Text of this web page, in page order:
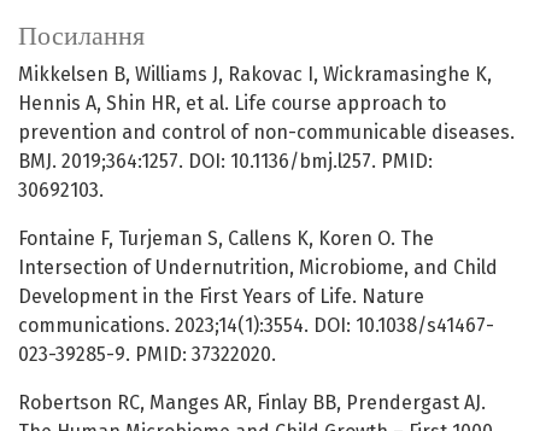
Посилання
Mikkelsen B, Williams J, Rakovac I, Wickramasinghe K,
Hennis A, Shin HR, et al. Life course approach to
prevention and control of non-communicable diseases.
BMJ. 2019;364:1257. DOI: 10.1136/bmj.l257. PMID:
30692103.
Fontaine F, Turjeman S, Callens K, Koren O. The
Intersection of Undernutrition, Microbiome, and Child
Development in the First Years of Life. Nature
communications. 2023;14(1):3554. DOI: 10.1038/s41467-
023-39285-9. PMID: 37322020.
Robertson RC, Manges AR, Finlay BB, Prendergast AJ.